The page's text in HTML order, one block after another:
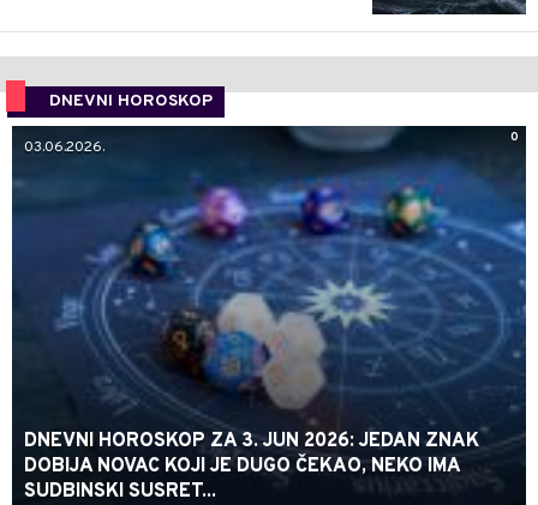
DNEVNI HOROSKOP
0
03.06.2026.
DNEVNI HOROSKOP ZA 3. JUN 2026: JEDAN ZNAK
DOBIJA NOVAC KOJI JE DUGO ČEKAO, NEKO IMA
SUDBINSKI SUSRET...